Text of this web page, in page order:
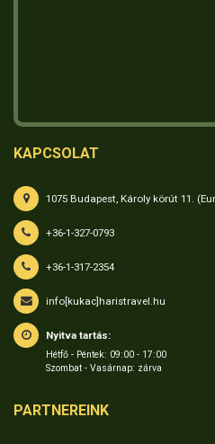
KAPCSOLAT
1075 Budapest, Károly körút 11.
+36-1-327-0793
+36-1-317-2354
info[kukac]haristravel.hu
Nyitva tartás:
Hétfő - Péntek: 09:00 - 17:00
Szombat - Vasárnap: zárva
PARTNEREINK